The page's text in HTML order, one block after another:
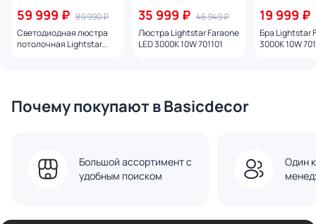
59 999 ₽ 89 990 ₽
Светодиодная люстра
потолочная Lightstar
35 999 ₽ 46 949 ₽
Люстра Lightstar Faraone
LED 3000K 10W 701101
19 999 ₽
Бра Lightstar
3000K 10W
Почему покупают в Basicdecor
Большой ассортимент с
удобным поиском
Один